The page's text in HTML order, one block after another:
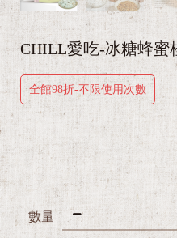
CHILL愛吃-冰糖蜂蜜
全館98折-不限使用次數
數量